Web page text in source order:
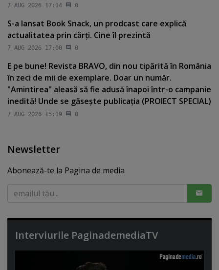
7 AUG 2026 17:14 0
S-a lansat Book Snack, un prodcast care explică
actualitatea prin cărţi. Cine îl prezintă
7 AUG 2026 17:00 0
E pe bune! Revista BRAVO, din nou tipărită în România
în zeci de mii de exemplare. Doar un număr.
"Amintirea" aleasă să fie adusă înapoi într-o campanie
inedită! Unde se găseşte publicaţia (PROIECT SPECIAL)
7 AUG 2026 15:19 0
Newsletter
Abonează-te la Pagina de media
Interviurile PaginademediaTV